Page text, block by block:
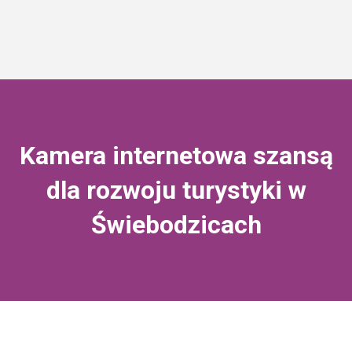
Kamera internetowa szansą
dla rozwoju turystyki w
Świebodzicach